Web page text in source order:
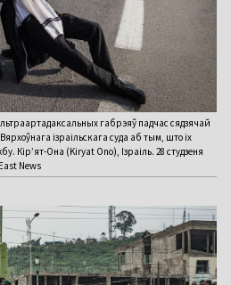
габрэяў падчас сядзячай
ізраільскага суда аб тым, што іх
Кір’ят-Она (Kiryat Ono), Ізраіль. 28 студзеня
News